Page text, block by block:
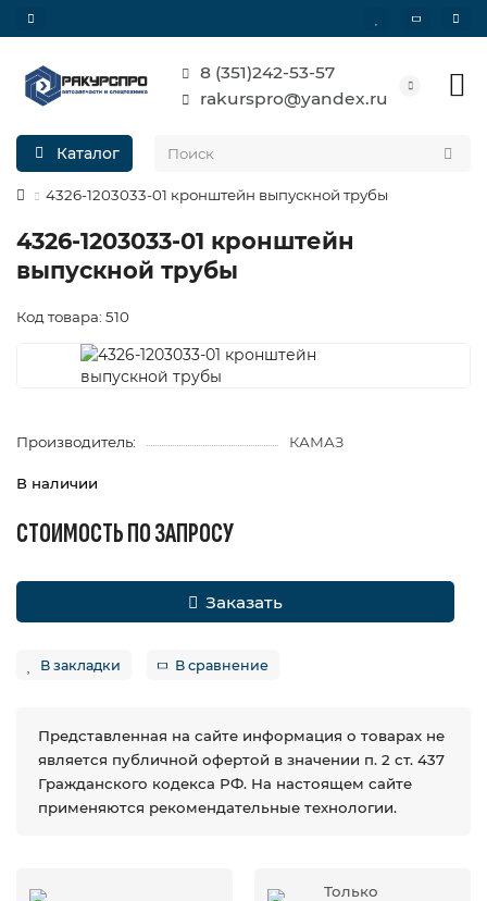
8 (351)242-53-57
rakurspro@yandex.ru
Каталог
4326-1203033-01 кронштейн выпускной трубы
4326-1203033-01 кронштейн
выпускной трубы
Код товара: 510
Производитель: КАМАЗ
В наличии
СТОИМОСТЬ ПО ЗАПРОСУ
Заказать
В закладки В сравнение
Представленная на сайте информация о товарах не
является публичной офертой в значении п. 2 ст. 437
Гражданского кодекса РФ. На настоящем сайте
применяются рекомендательные технологии.
Только